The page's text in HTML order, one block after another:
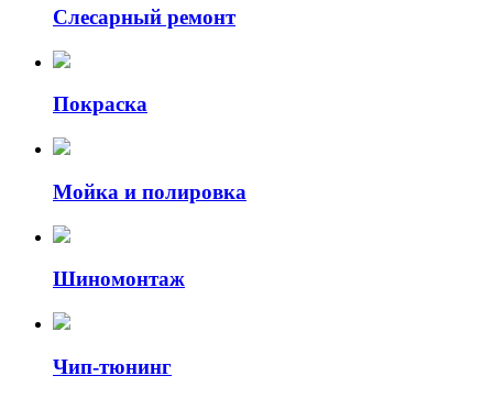
Слесарный ремонт
Покраска
Мойка и полировка
Шиномонтаж
Чип-тюнинг